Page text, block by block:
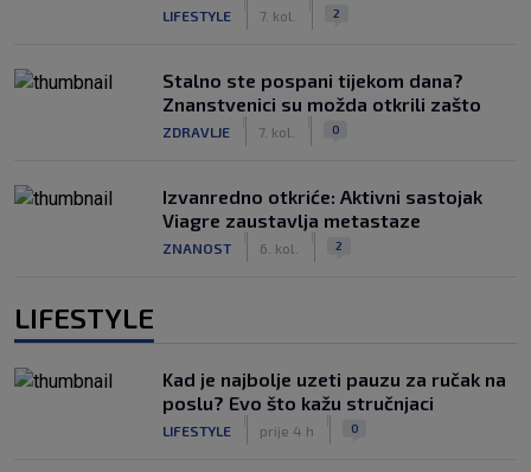
LIFESTYLE 7. kol. 2
Stalno ste pospani tijekom dana?
Znanstvenici su možda otkrili zašto
ZDRAVLJE 7. kol. 0
Izvanredno otkriće: Aktivni sastojak
Viagre zaustavlja metastaze
ZNANOST 6. kol. 2
LIFESTYLE
Kad je najbolje uzeti pauzu za ručak na
poslu? Evo što kažu stručnjaci
LIFESTYLE prije 4 h 0